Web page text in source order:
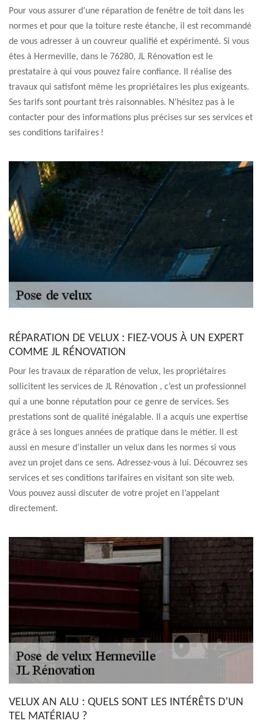
Pour vous assurer d’une réparation de fenêtre de toit dans les
normes et pour que la toiture reste étanche, il est recommandé
de vous adresser à un couvreur qualifié et expérimenté. Si vous
êtes à Hermeville, dans le 76280, JL Rénovation est le
prestataire à qui vous pouvez faire confiance. Il réalise des
travaux qui satisfont même les propriétaires les plus exigeants.
Ses tarifs sont pourtant très raisonnables. N’hésitez pas à le
contacter pour des informations plus précises sur ses services et
ses conditions tarifaires !
RÉPARATION DE VELUX : FIEZ-VOUS À UN EXPERT
COMME JL RÉNOVATION
Pour les travaux de réparation de velux, les propriétaires
sollicitent les services de JL Rénovation , c’est un professionnel
qui a une bonne réputation pour ce genre de services. Ses
prestations sont de qualité inégalable. Il a acquis une expertise
grâce à ses longues années de pratique dans le métier. Il est
aussi en mesure d’installer un velux dans les normes si vous
avez un projet dans ce sens. Adressez-vous à lui. Découvrez ses
services et ses conditions tarifaires en visitant son site web.
Vous pouvez aussi discuter de votre projet en l’appelant
directement.
VELUX AN ALU : QUELS SONT LES INTÉRÊTS D’UN
TEL MATÉRIAU ?